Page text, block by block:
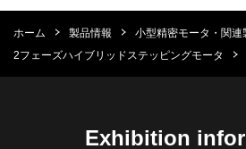
ホーム 製品情報
小型精密モータ・関連
2フェーズハイブリッドステッピングモータ
Exhibition